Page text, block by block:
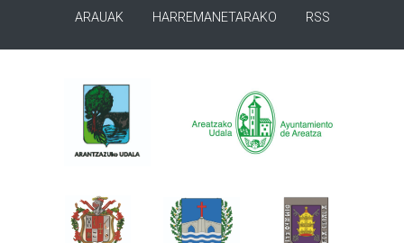
ARAUAK HARREMANETARAKO RSS